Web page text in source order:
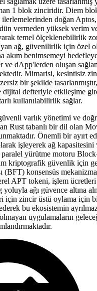
1 blok zinciridir. Diem
doğan Aptos,
vermeden yüksek verim
temel ölçeklenebilirlik
ağ, güvenilirlik için özel
akım benimsemeyi
ve dApp'lerden oluşan
Mimarisi, kesintisiz
bir şekilde tasarlanmıştır,
dijital defteriyle etkileşime
kullanılabilirlik sağlar.
varlık yönetimi ve
Rust tabanlı bir dil olan
Önemli bir ayırt
işleyerek ağ kapasitesini
paralel yürütme motoru
kriptografik güvenlik için
(BFT) konsensüs
APT tokeni, işlem
ağı güvence altına
için zincir üstü oylama için
bu ekosistemin ayrılmaz
uygulamaların